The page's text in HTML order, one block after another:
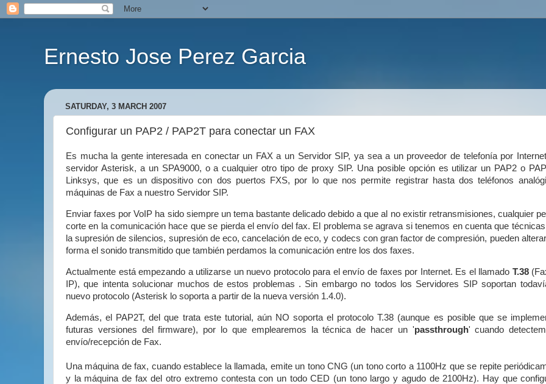
Ernesto Jose Perez Garcia
SATURDAY, 3 MARCH 2007
Configurar un PAP2 / PAP2T para conectar un FAX
Es mucha la gente interesada en conectar un FAX a un Servidor SIP, ya sea a un proveedor de telefonía por
servidor Asterisk, a un SPA9000, o a cualquier otro tipo de proxy SIP. Una posible opción es utilizar un PAP2 o
Linksys, que es un dispositivo con dos puertos FXS, por lo que nos permite registrar hasta dos teléfonos
máquinas de Fax a nuestro Servidor SIP.
Enviar faxes por VoIP ha sido siempre un tema bastante delicado debido a que al no existir retransmisiones, cualquier
corte en la comunicación hace que se pierda el envío del fax. El problema se agrava si tenemos en cuenta que
la supresión de silencios, supresión de eco, cancelación de eco, y codecs con gran factor de compresión, pueden
forma el sonido transmitido que también perdamos la comunicación entre los dos faxes.
Actualmente está empezando a utilizarse un nuevo protocolo para el envío de faxes por Internet. Es el llamado T.38
IP), que intenta solucionar muchos de estos problemas . Sin embargo no todos los Servidores SIP soportan
nuevo protocolo (Asterisk lo soporta a partir de la nueva versión 1.4.0).
Además, el PAP2T, del que trata este tutorial, aún NO soporta el protocolo T.38 (aunque es posible que se
futuras versiones del firmware), por lo que emplearemos la técnica de hacer un 'passthrough' cuando
envío/recepción de Fax.
Una máquina de fax, cuando establece la llamada, emite un tono CNG (un tono corto a 1100Hz que se repite
y la máquina de fax del otro extremo contesta con un todo CED (un tono largo y agudo de 2100Hz). Hay que